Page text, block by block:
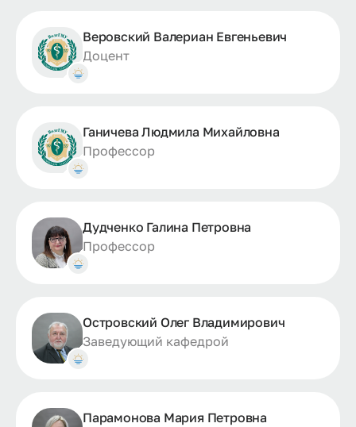
Веровский Валериан Евгеньевич
Доцент
Ганичева Людмила Михайловна
Профессор
Дудченко Галина Петровна
Профессор
Островский Олег Владимирович
Заведующий кафедрой
Парамонова Мария Петровна